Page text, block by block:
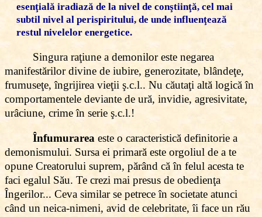
esenţială iradiază de la nivel de conştiinţă, cel mai
subtil nivel al perispiritului, de unde influenţează
restul nivelelor energetice.
Singura raţiune a demonilor este negarea
manifestărilor divine de iubire, generozitate, blândeţe,
frumuseţe, îngrijirea vieţii ş.c.l.. Nu căutaţi altă logică în
comportamentele deviante de ură, invidie, agresivitate,
urâciune, crime în serie ş.c.l.!
Înfumurarea este o caracteristică definitorie a
demonismului. Sursa ei primară este orgoliul de a te
opune Creatorului suprem, părând că în felul acesta te
faci egalul Său. Te crezi mai presus de obedienţa
Îngerilor... Ceva similar se petrece în societate atunci
când un neica-nimeni, avid de celebritate, îi face un rău